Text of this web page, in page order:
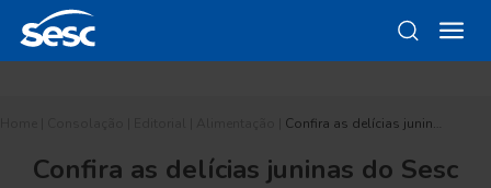
Confira as delícias junin…
Confira as delícias juninas do Sesc